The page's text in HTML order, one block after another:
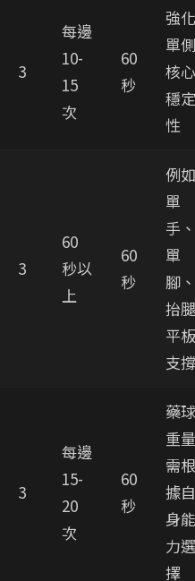
3
每邊
10-
15
次
60
秒
強化
單側
核心
穩定
性
3
60
秒以
上
60
秒
例如
單
手、
單
腳、
抬腿
平板
支撐
3
每邊
15-
20
次
60
秒
藥球
重量
需根
據自
身能
力選
擇